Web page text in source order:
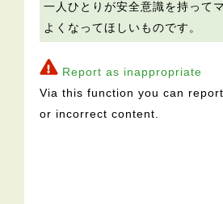
一人ひとりが安全意識を持って
よくなってほしいものです。
Report as inappropriate
Via this function you can
or incorrect content.